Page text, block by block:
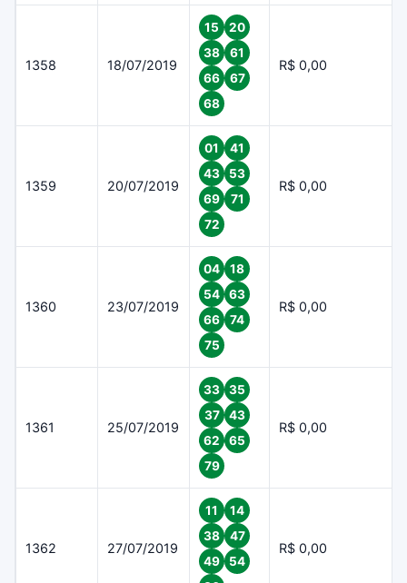
1358 18/07/2019
15
20
38
61
66
67
68
R$ 0,00
1359 20/07/2019
01
41
43
53
69
71
72
R$ 0,00
1360 23/07/2019
04
18
54
63
66
74
75
R$ 0,00
1361 25/07/2019
33
35
37
43
62
65
79
R$ 0,00
1362 27/07/2019
11
14
38
47
49
54
R$ 0,00